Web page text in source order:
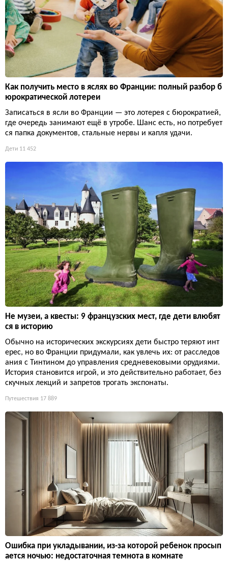
Как получить место в яслях во Франции: полный разбор б
юрократической лотереи
Записаться в ясли во Франции — это лотерея с бюрократией,
где очередь занимают ещё в утробе. Шанс есть, но потребует
ся папка документов, стальные нервы и капля удачи.
Дети 11 452
Не музеи, а квесты: 9 французских мест, где дети влюбят
ся в историю
Обычно на исторических экскурсиях дети быстро теряют инт
ерес, но во Франции придумали, как увлечь их: от расследов
ания с Тинтином до управления средневековыми орудиями.
История становится игрой, и это действительно работает, без
скучных лекций и запретов трогать экспонаты.
Путешествия 17 889
Ошибка при укладывании, из-за которой ребенок просып
ается ночью: недостаточная темнота в комнате